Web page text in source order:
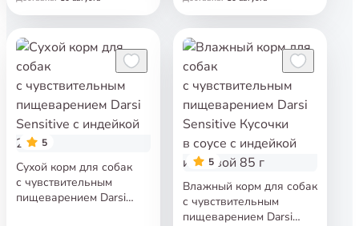
5
Сухой корм для собак
с чувствительным
пищеварением Darsi
5
Влажный корм для собак
с чувствительным
пищеварением Darsi